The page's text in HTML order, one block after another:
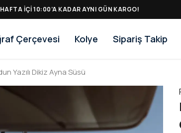
HAFTA IÇI 10:00’A KADAR AYNI GÜN KARGO!
Çerçevesi Kolye Sipariş Takip
Yazılı Dikiz Ayna Süsü